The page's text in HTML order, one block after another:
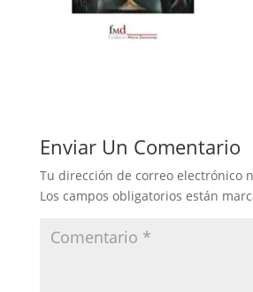
Enviar Un Comentario
Tu dirección de correo electrónico
Los campos obligatorios están